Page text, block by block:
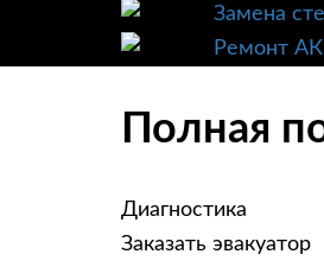
Замена
Ремонт
Полная
Диагностика
Заказать эвакуатор